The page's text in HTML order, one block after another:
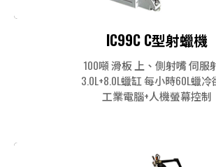
IC99C C型射蠟機
100噸 滑板 上、側射嘴 伺服
3.0L+8.0L蠟缸 每小時60L蠟冷
工業電腦+人機螢幕控制